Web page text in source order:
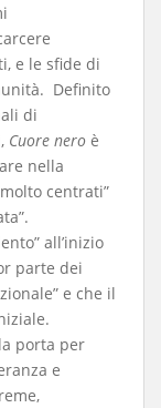
e le sfide di
Definito
di
Cuore nero è
nella
centrati”
all’inizio
parte dei
e che il
porta per
e